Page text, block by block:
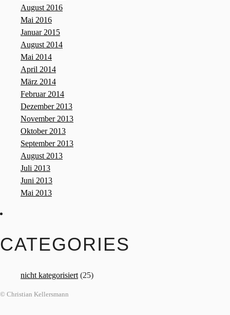
August 2016
Mai 2016
Januar 2015
August 2014
Mai 2014
April 2014
März 2014
Februar 2014
Dezember 2013
November 2013
Oktober 2013
September 2013
August 2013
Juli 2013
Juni 2013
Mai 2013
CATEGORIES
nicht kategorisiert (25)
© Christian Kellersmann